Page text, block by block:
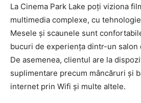
La Cinema Park Lake poți viziona
multimedia complexe, cu
Mesele și scaunele sunt
bucuri de experiența dintr-un salon
De asemenea, clientul are la
suplimentare precum mâncăruri și
internet prin Wifi și multe altele.